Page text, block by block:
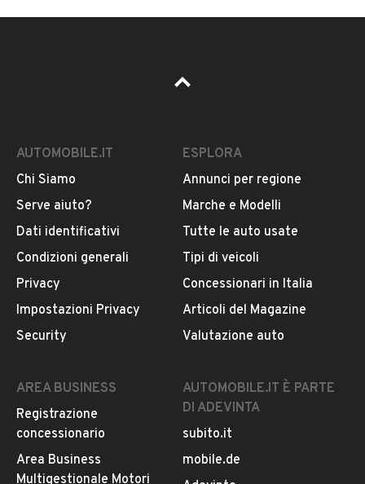
AUTOMOBILE.IT
Chi Siamo
Serve aiuto?
Dati identificativi
Condizioni generali
Privacy
Impostazioni Privacy
Security
ESPLORA
Annunci per regione
Marche e Modelli
Tutte le auto usate
Tipi di veicoli
Concessionari in Italia
Articoli del Magazine
Valutazione auto
AREA BUSINESS
Registrazione
concessionario
Area Business
Multigestionale Motori
AUTOMOBILE.IT È PARTE
DI ADEVINTA
subito.it
mobile.de